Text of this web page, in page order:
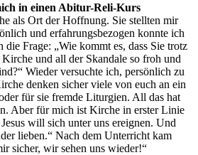
in einen Abitur-Reli-Kurs
als Ort der Hoffnung. Sie stellten mir
und erfahrungsbezogen konnte ich
Frage: „Wie kommt es, dass Sie trotz
und all der Skandale so froh und
Wieder versuchte ich, persönlich zu
denken sicher viele von euch an ein
für sie fremde Liturgien. All das hat
Aber für mich ist Kirche in erster Linie
will sich unter uns ereignen. Und
lieben.“ Nach dem Unterricht kam
sicher, wir sehen uns wieder!“